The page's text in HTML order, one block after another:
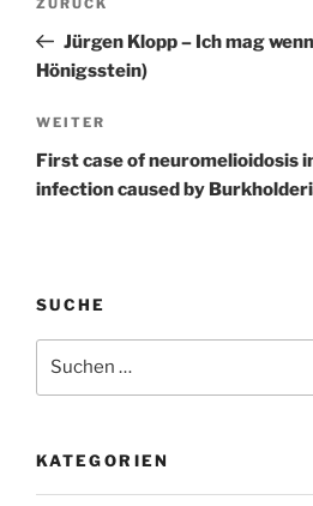
Vorheriger
Beitrag
Jürgen Klopp – Ich mag
Hönigsstein)
Nächster
Beitrag
WEITER
First case of neuromelioidosis
infection caused by
SUCHE
nach:
KATEGORIEN